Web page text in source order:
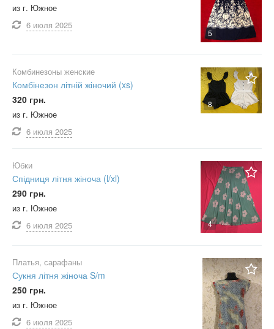
5
из г. Южное
6 июля 2025
8
Комбинезоны женские
Комбінезон літній жіночий (xs)
320 грн.
из г. Южное
6 июля 2025
4
Юбки
Спідниця літня жіноча (l/xl)
290 грн.
из г. Южное
6 июля 2025
Платья, сарафаны
Сукня літня жіноча S/m
250 грн.
из г. Южное
6 июля 2025